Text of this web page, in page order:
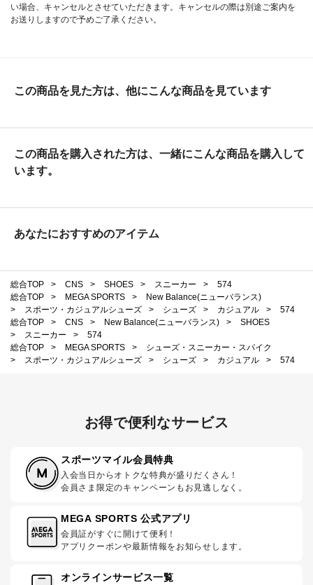
い場合、キャンセルとさせていただきます。キャンセルの際は別途ご案内を
お送りしますので予めご了承ください。
この商品を見た方は、他にこんな商品を見ています
この商品を購入された方は、一緒にこんな商品を購入して
います。
あなたにおすすめのアイテム
総合TOP > CNS > SHOES > スニーカー >
574
総合TOP
> MEGA SPORTS >
New Balance(ニューバランス)
>
スポーツ・カジュアルシューズ > シューズ > カジュアル >
574
総合TOP
> CNS > New Balance(ニューバランス) >
SHOES
>
スニーカー >
574
総合TOP
> MEGA SPORTS >
シューズ・スニーカー・スパイク
>
スポーツ・カジュアルシューズ > シューズ > カジュアル > 574
お得で便利なサービス
スポーツマイル会員特典
入会当日からオトクな特典が盛りだくさん！
会員さま限定のキャンペーンもお見逃しなく。
MEGA SPORTS 公式アプリ
会員証がすぐに開けて便利！
アプリクーポンや最新情報をお知らせします。
オンラインサービス一覧